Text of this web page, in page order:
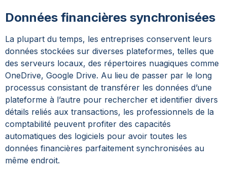
Données financières synchronisées
La plupart du temps, les entreprises conservent leurs
données stockées sur diverses plateformes, telles que
des serveurs locaux, des répertoires nuagiques comme
OneDrive, Google Drive. Au lieu de passer par le long
processus consistant de transférer les données d’une
plateforme à l’autre pour rechercher et identifier divers
détails reliés aux transactions, les professionnels de la
comptabilité peuvent profiter des capacités
automatiques des logiciels pour avoir toutes les
données financières parfaitement synchronisées au
même endroit.